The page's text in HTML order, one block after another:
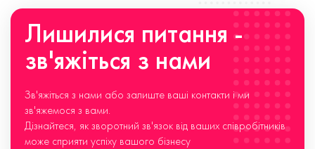
Лишилися питання -
зв'яжіться з нами
Зв'яжіться з нами або залиште ваші контакти і ми
зв'яжемося з вами.
Дізнайтеся, як зворотний зв'язок від ваших співробітників
може сприяти успіху вашого бізнесу